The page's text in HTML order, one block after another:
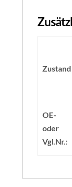
Zustand
OE-
oder
Vgl.Nr.: